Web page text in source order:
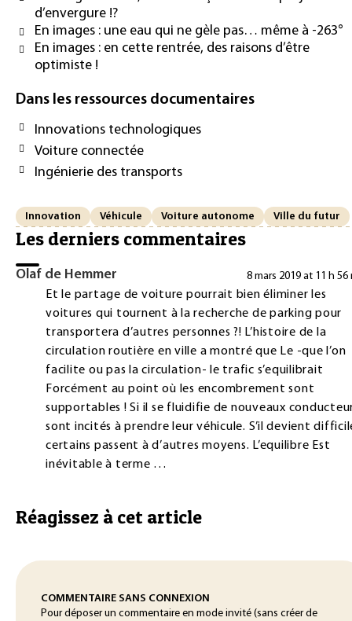
d’envergure !?
En images : une eau qui ne gèle pas… même à -263°
En images : en cette rentrée, des raisons d’être
optimiste !
Dans les ressources documentaires
Innovations technologiques
Voiture connectée
Ingénierie des transports
Innovation Véhicule Voiture autonome Ville du futur
Les derniers commentaires
Olaf de Hemmer 8 mars 2019 at 11 h 56
Et le partage de voiture pourrait bien éliminer les
voitures qui tournent à la recherche de parking pour
transportera d’autres personnes ?! L’histoire de la
circulation routière en ville a montré que Le -que l’on
facilite ou pas la circulation- le trafic s’equilibrait
Forcément au point où les encombrement sont
supportables ! Si il se fluidifie de nouveaux
sont incités à prendre leur véhicule. S’il devient
certains passent à d’autres moyens. L’equilibre Est
inévitable à terme …
Réagissez à cet article
COMMENTAIRE SANS CONNEXION
Pour déposer un commentaire en mode invité (sans créer de